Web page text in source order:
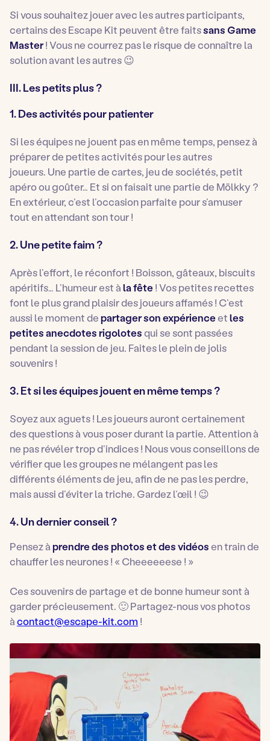
Si vous souhaitez jouer avec les autres participants,
certains des Escape Kit peuvent être faitssans Game
Master! Vous ne courrez pas le risque de connaître la
solution avant les autres 😉
III. Les petits plus ?
1.Des activités pour patienter
Si les équipes ne jouent pas en même temps, pensez à
préparer de petites activités pour les autres
joueurs. Une partie de cartes, jeu de sociétés, petit
apéro ou goûter… Et si on faisait une partie de Mölkky ?
En extérieur, c’est l’occasion parfaite pour s’amuser
tout en attendant son tour !
2.Une petite faim ?
Après l’effort, le réconfort ! Boisson, gâteaux, biscuits
apéritifs… L’humeur est àla fête ! Vos petites recettes
font le plus grand plaisir des joueurs affamés ! C’est
aussi le moment departager son expérienceetles
petites anecdotes rigolotesqui se sont passées
pendant la session de jeu. Faites le plein de jolis
souvenirs !
3. Et si les équipes jouent en même temps ?
Soyez aux aguets ! Les joueurs auront certainement
des questions à vous poser durant la partie. Attention à
ne pas révéler trop d’indices ! Nous vous conseillons de
vérifier que les groupes ne mélangent pas les
différents éléments de jeu, afin de ne pas les perdre,
mais aussi d’éviter la triche. Gardez l’œil ! 😉
4. Un dernier conseil ?
Pensez àprendre des photos et des vidéosen train de
chauffer les neurones ! « Cheeeeeese ! »
Ces souvenirs de partage et de bonne humeur sont à
garder précieusement. 🙂 Partagez-nous vos photos
àcontact@escape-kit.com !